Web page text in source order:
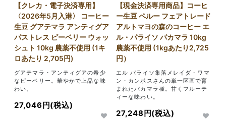
【クレカ・電子決済専用】
〈2026年5月入港〉 コーヒー
生豆 グアテマラ アンティグア
パストレス ピーベリー ウォッ
シュト 10kg 農薬不使用 (1キ
ロあたり 2,705円)
グアテマラ・アンティグアの希少
なピーベリー。華やかで上品な味
わい。
27,046円(税込)
【現金決済専用商品】コーヒ
ー生豆 ペルー フェアトレード
アルトマヨの森のコーヒー エ
ル・パライソ パカマラ 10kg
農薬不使用 (1kgあたり2,725
円）
エル パライソ集落メレイダ・ワマ
ン・カンポスさんの単一区画で育
まれたパカマラ種。甘くフルーテ
ィーな味わい。
27,248円(税込)